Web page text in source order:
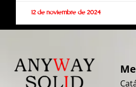
12 de noviembre de 2024